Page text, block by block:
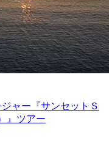
ャー『サンセットＳ
』ツアー